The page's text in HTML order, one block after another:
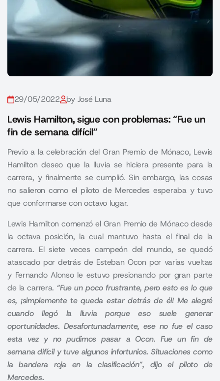
29/05/2022 by José Luna
Lewis Hamilton, sigue con problemas: “Fue un
fin de semana difícil”
Previo a la celebración del Gran Premio de Mónaco, Lewis
Hamilton deseo que la lluvia se hiciera presente para la
carrera, y finalmente se cumplió. Sin embargo, las cosas
no salieron como el piloto de Mercedes esperaba y tuvo
que conformarse con octavo lugar.
Lewis Hamilton comenzó el Gran Premio de Mónaco desde
la octava posición, la cual mantuvo hasta el final de la
carrera. El siete veces campeón del mundo, se quedó
atascado por detrás de Esteban Ocon por varias vueltas
y Fernando Alonso le estuvo presionando por gran parte
de la carrera. “Fue un poco frustrante, pero esto es lo que
es, ¡simplemente te queda estar detrás de él! Me alegré
cuando llegó la lluvia porque eso suele generar
oportunidades. Desafortunadamente, ese no fue el caso
esta vez y no pudimos pasar a Ocon. Fue un fin de
semana difícil y tuve algunos infortunios. Situaciones como
la bandera roja en la clasificación”, dijo el piloto de
Mercedes.